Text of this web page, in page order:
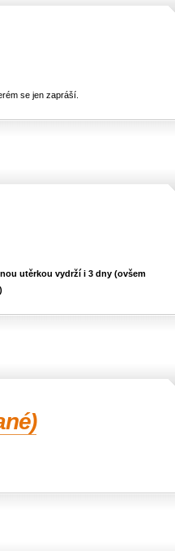
se jen zapráší.
utěrkou vydrží i 3 dny (ovšem